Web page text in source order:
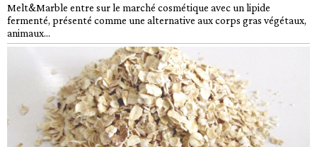
Melt&Marble entre sur le marché cosmétique avec un lipide
fermenté, présenté comme une alternative aux corps gras végétaux,
animaux...